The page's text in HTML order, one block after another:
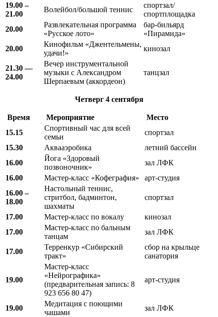
19.00 –
21.00
Волейбол/большой теннис
спортзал/
спортплощадка
20.00
Развлекательная программа
«Русское лото»
бар-бильярд
«Пирамида»
20.00
Кинофильм «Джентельмены,
удачи!»
кинозал
21.30 —
24.00
Вечер инструментальной
музыки с Александром
Шерпаевым (аккордеон)
танцзал
Четверг 4 сентября
Время Мероприятие
Место
15.15
Спортивный час для всей
семьи
спортзал
15.30
Аквааэробика
летний бассейн
16.00
Йога «Здоровый
позвоночник»
зал ЛФК
16.00
Мастер-класс «Кофеграфия»
арт-студия
16.00 –
18.00
Настольный теннис,
стритбол, бадминтон,
шахматы
спортзал
17.00 Мастер-класс по вокалу
кинозал
17.00
Мастер-класс по бальным
танцам
зал ЛФК
17.00
Терренкур «Сибирский
тракт»
сбор на крыльце
санатория
19.00
Мастер-класс
«Нейрографика»
(предварительная запись: 8
923 656 80 47)
арт-студия
19.00
Медитация с поющими
чашами
зал ЛФК